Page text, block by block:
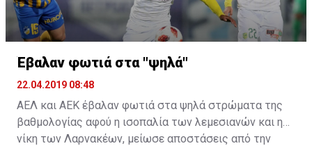
Έβαλαν φωτιά στα "ψηλά"
22.04.2019 08:48
ΑΕΛ και ΑΕΚ έβαλαν φωτιά στα ψηλά στρώματα της
βαθμολογίας αφού η ισοπαλία των λεμεσιανών και η
νίκη των Λαρνακέων, μείωσε αποστάσεις από την